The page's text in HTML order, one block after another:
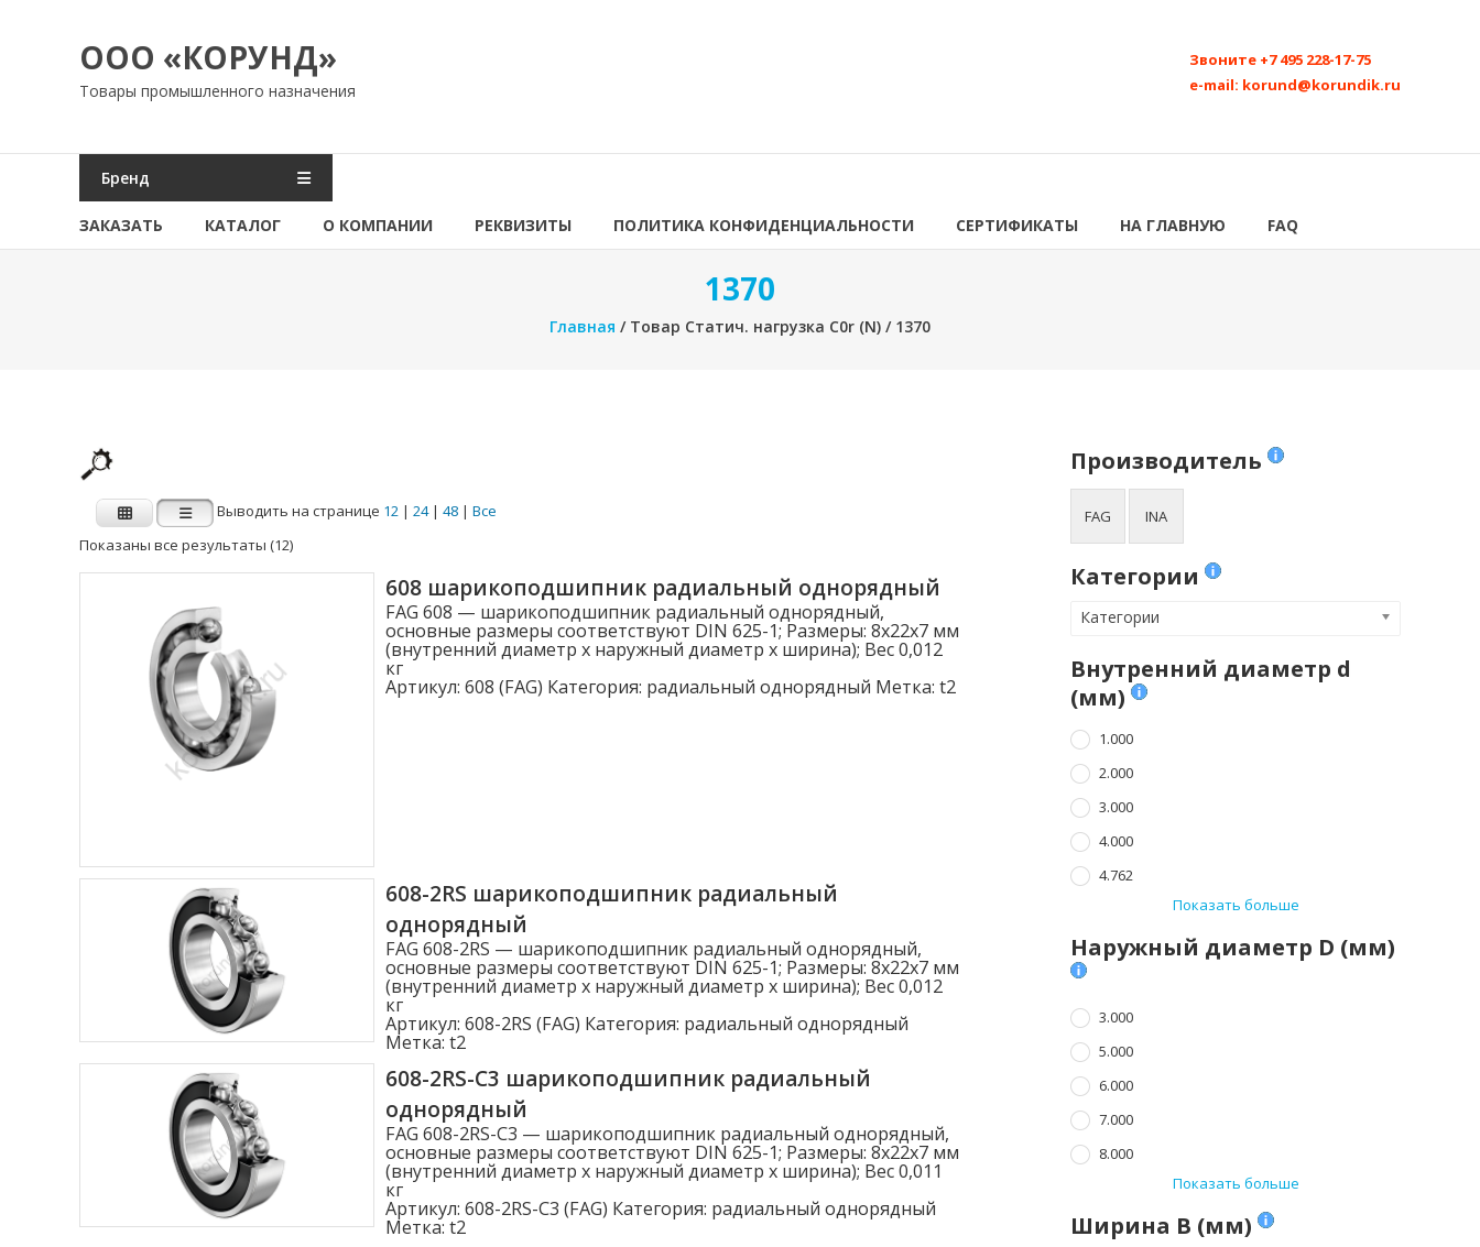
содержимомуООО «КОРУНД»
Товары промышленного назначения
Звоните +7 495 228-17-75
e-mail: korund@korundik.ru
Бренд
ЗАКАЗАТЬ КАТАЛОГ О КОМПАНИИ РЕКВИЗИТЫ ПОЛИТИКА КОНФИДЕНЦИАЛЬНОСТИ СЕРТИФИКАТЫ НА ГЛАВНУЮ FAQ
1370
Главная / Товар Статич. нагрузка C0r (N) / 1370
INA
Категории
Внутренний диаметр d (мм)
4.000
Показать больше
Наружный диаметр D (мм)
8.000
Показать больше
Ширина B (мм)
1.000
Показать больше
Динамическая нагрузка Cr (N)
Динамическая нагрузка Cr (N)
Выводить на странице 12 | 24| 48 | Все
Показаны все результаты (12)
608 шарикоподшипник радиальный однорядный
FAG 608 — шарикоподшипник радиальный однорядный,
основные размеры соответствуют DIN 625-1; Размеры: 8x22x7 мм
(внутренний диаметр x наружный диаметр x ширина); Вес 0,012
кг
Артикул: 608 (FAG) Категория: радиальный однорядный Метка: t2
608-2RS шарикоподшипник радиальный
однорядный
FAG 608-2RS — шарикоподшипник радиальный однорядный,
основные размеры соответствуют DIN 625-1; Размеры: 8x22x7 мм
(внутренний диаметр x наружный диаметр x ширина); Вес 0,012
кг
Артикул: 608-2RS (FAG) Категория: радиальный однорядный
Метка: t2
608-2RS-C3 шарикоподшипник радиальный
однорядный
FAG 608-2RS-C3 — шарикоподшипник радиальный однорядный,
основные размеры соответствуют DIN 625-1; Размеры: 8x22x7 мм
(внутренний диаметр x наружный диаметр x ширина); Вес 0,011
кг
Артикул: 608-2RS-C3 (FAG) Категория: радиальный однорядный
Метка: t2
Производитель
FAG INA
Категории
Категории
Внутренний диаметр d
(мм)
1.000
2.000
3.000
4.000
4.762
Показать больше
Наружный диаметр D (мм)
3.000
5.000
6.000
7.000
8.000
Показать больше
Ширина B (мм)